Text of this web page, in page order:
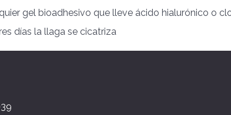
gel bioadhesivo que lleve ácido hialurónico o
días la llaga se cicatriza